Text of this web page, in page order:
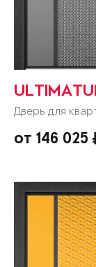
Дверь для
от 146 025